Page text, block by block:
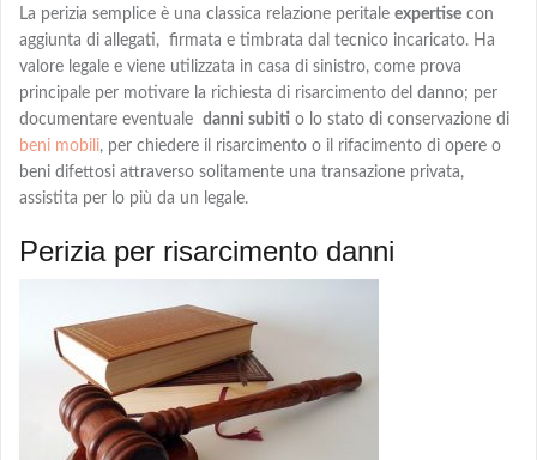
La perizia semplice è una classica relazione peritale expertise con
aggiunta di allegati, firmata e timbrata dal tecnico incaricato. Ha
valore legale e viene utilizzata in casa di sinistro, come prova
principale per motivare la richiesta di risarcimento del danno; per
documentare eventuale danni subiti o lo stato di conservazione di
beni mobili, per chiedere il risarcimento o il rifacimento di opere o
beni difettosi attraverso solitamente una transazione privata,
assistita per lo più da un legale.
Perizia per risarcimento danni